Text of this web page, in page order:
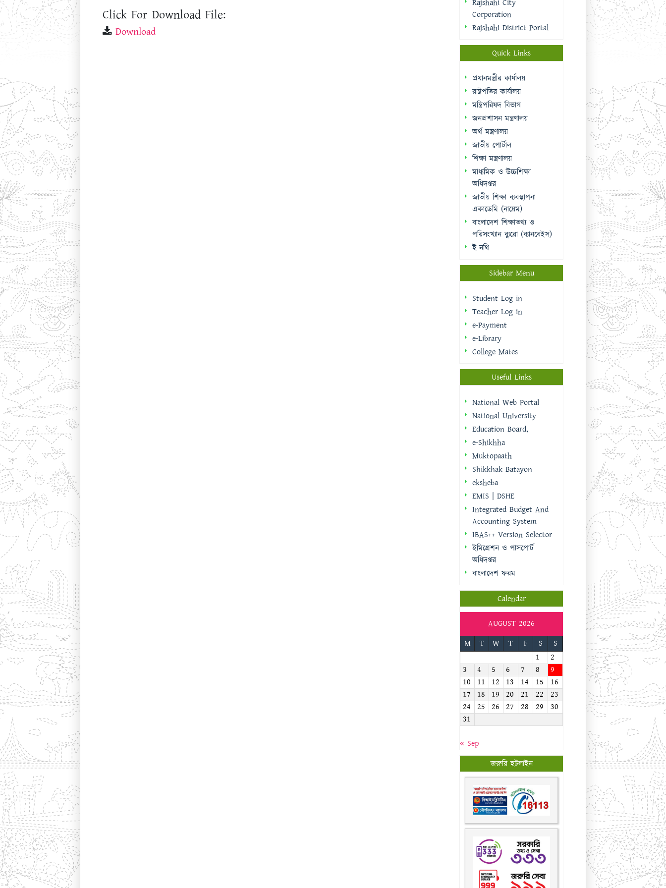
রাষ্ট্রপতির কার্যালয়
মন্ত্রিপরিষদ বিভাগ
অর্থ মন্ত্রণালয়
শিক্ষা মন্ত্রণালয়
মাধ্যমিক ও উচ্চশিক্ষা
অধিদপ্তর
জাতীয় শিক্ষা ব্যবস্থাপনা
একাডেমি (নায়েম)
বাংলাদেশ শিক্ষাতথ্য ও
পরিসংখ্যান ব্যুরো (ব্যানবেইস)
ই-নথি
Sidebar Menu
Student Log in
Teacher Log in
e-Payment
College Mates
Useful Links
National Web Portal
National University
Education Board,
Muktopaath
eksheba
EMIS | DSHE
Integrated Budget And
Accounting System
IBAS++ Version Selector
ইমিগ্রেশন ও পাসপোর্ট
অধিদপ্তর
বাংলাদেশ ফরম
Calendar
AUGUST 2026
T W
3
4 5 6 7 8
9
12 13 14
17 18 19 20 21 22
23
26 27 28
31
« Sep
জরুরি হটলাইন